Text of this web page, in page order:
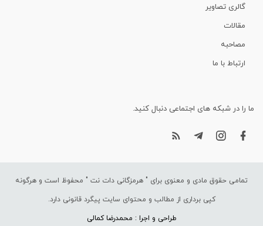
گالری تصاویر
مقالات
مصاحبه
ارتباط با ما
ما را در شبکه های اجتماعی دنبال کنید.
تمامی حقوق مادی و معنوی برای " هرمزگانی دات نت " محفوظ است و هرگونه
کپی برداری از مطالب و محتوای سایت پیگرد قانونی دارد.
طراحی و اجرا : محمدرضا کمالی